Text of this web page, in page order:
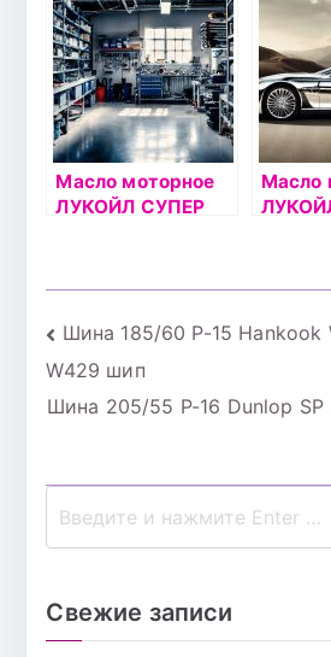
1л
Масло моторное
ЛУКОЙЛ СУПЕР
Масло
Навигация
по
Шина 185/60 Р-15 Hankook
W429 шип
Шина 205/55 Р-16 Dunlop SP
Свежие записи